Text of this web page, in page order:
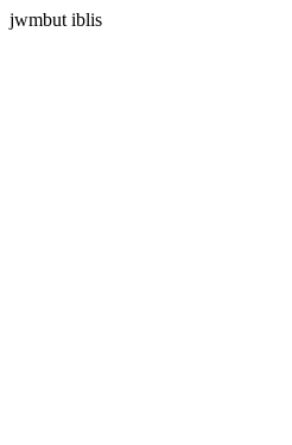
jwmbut iblis